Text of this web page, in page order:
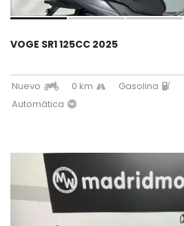
VOGE SR1 125CC 2025
Nuevo 0 km Gasolina
Automática